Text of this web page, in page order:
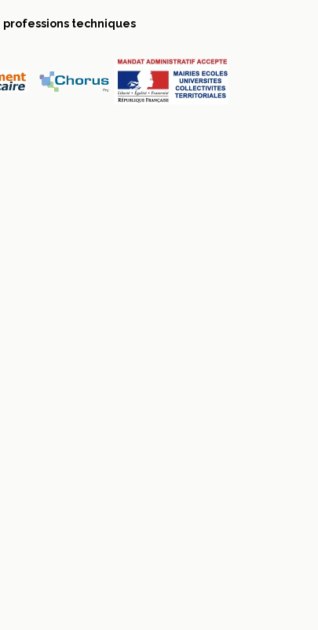
professions techniques